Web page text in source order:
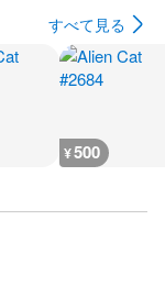
すべて見る
¥500